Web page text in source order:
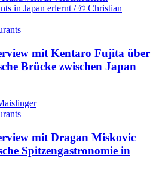
mit Kentaro Fujita über
Brücke zwischen Japan
mit Dragan Miskovic
Spitzengastronomie in